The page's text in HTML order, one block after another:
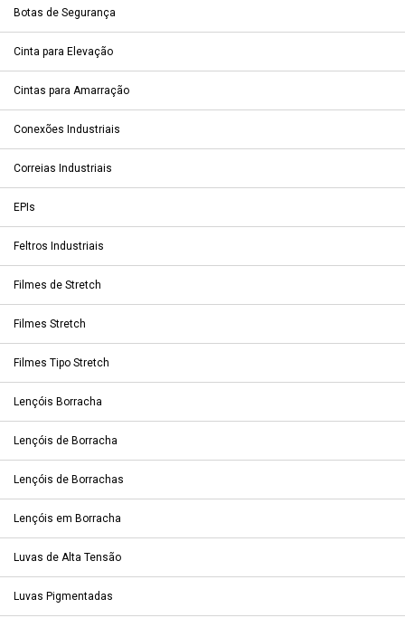
Botas de Segurança
Cinta para Elevação
Cintas para Amarração
Conexões Industriais
Correias Industriais
EPIs
Feltros Industriais
Filmes de Stretch
Filmes Stretch
Filmes Tipo Stretch
Lençóis Borracha
Lençóis de Borracha
Lençóis de Borrachas
Lençóis em Borracha
Luvas de Alta Tensão
Luvas Pigmentadas